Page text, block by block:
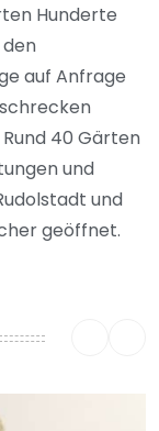
Hunderte
auf Anfrage
40 Gärten
und
und
geöffnet.